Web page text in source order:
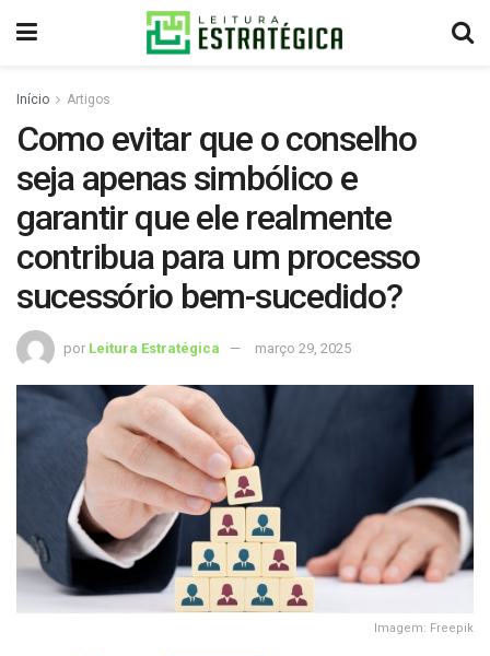
Início Artigos
Como evitar que o conselho
seja apenas simbólico e
garantir que ele realmente
contribua para um processo
sucessório bem-sucedido?
por Leitura Estratégica março 29, 2025
Imagem: Freepik